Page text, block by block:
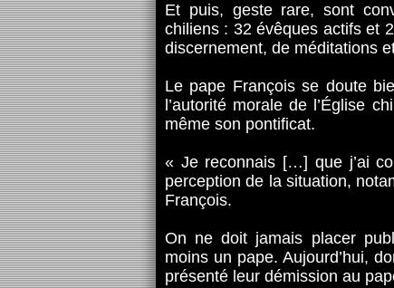
Et puis, geste rare, sont
chiliens : 32 évêques actifs et
discernement, de méditations
Le pape François se doute
l’autorité morale de l’Église
même son pontificat.
« Je reconnais […] que j’ai
perception de la situation,
François.
On ne doit jamais placer
moins un pape. Aujourd’hui,
présenté leur démission au